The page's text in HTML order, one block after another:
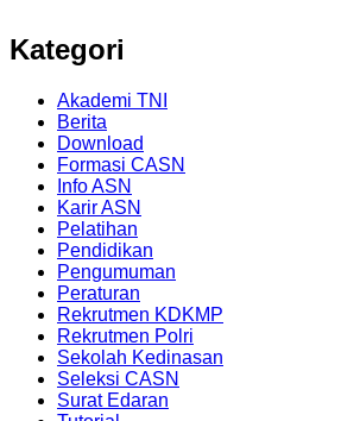
Kategori
Akademi TNI
Berita
Download
Formasi CASN
Info ASN
Karir ASN
Pelatihan
Pendidikan
Pengumuman
Peraturan
Rekrutmen KDKMP
Rekrutmen Polri
Sekolah Kedinasan
Seleksi CASN
Surat Edaran